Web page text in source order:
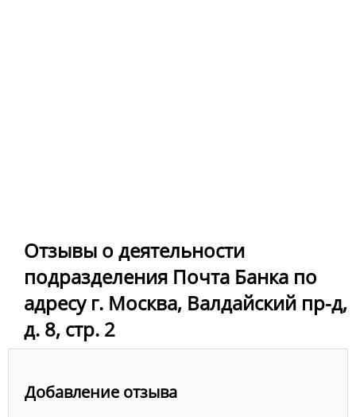
Отзывы о деятельности
подразделения Почта Банка по
адресу г. Москва, Валдайский пр-д,
д. 8, стр. 2
Добавление отзыва